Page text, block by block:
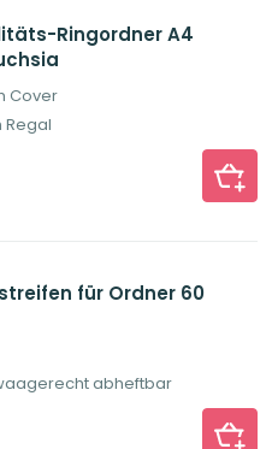
Ringordner A4
Cover
Regal
für Ordner 60
abheftbar